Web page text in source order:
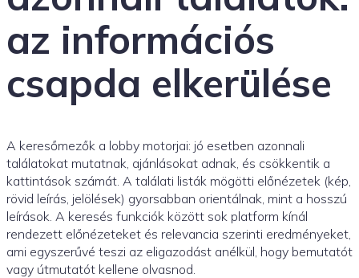
az információs
csapda elkerülése
A keresőmezők a lobby motorjai: jó esetben azonnali
találatokat mutatnak, ajánlásokat adnak, és csökkentik a
kattintások számát. A találati listák mögötti előnézetek (kép,
rövid leírás, jelölések) gyorsabban orientálnak, mint a hosszú
leírások. A keresés funkciók között sok platform kínál
rendezett előnézeteket és relevancia szerinti eredményeket,
ami egyszerűvé teszi az eligazodást anélkül, hogy bemutatót
vagy útmutatót kellene olvasnod.